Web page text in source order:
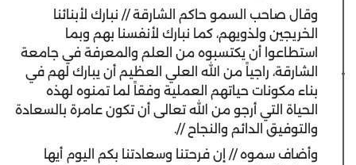
وقال صاحب السمو حاكم الشارقة // نبارك لأبنائنا
الخريجين ولذويهم، كما نبارك لأنفسنا بهم وبما
استطاعوا أن يكتسبوه من العلم والمعرفة في جامعة
الشارقة، راجياً من الله العلي العظيم أن يبارك لهم في
بناء مكونات حياتهم العملية وفقاً لما تمنوه لهذه
الحياة التي أرجو من الله تعالى أن تكون عامرة بالسعادة
والتوفيق الدائم والنجاح //.
وأضاف سموه // إن فرحتنا وسعادتنا بكم اليوم أيها